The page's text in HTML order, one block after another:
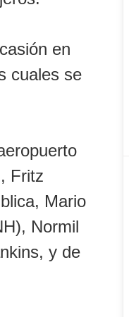
en
cuales se
Fritz
Mario
Normil
y de